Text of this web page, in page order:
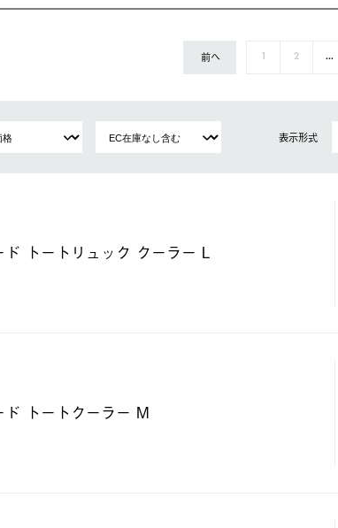
前へ 1 2 ...
表示形式
トートリュック クーラー L
トートクーラー M